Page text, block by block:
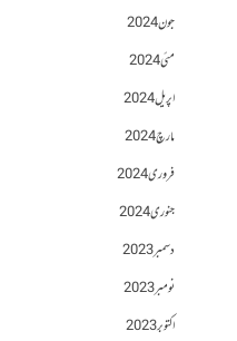
جون 2024
مئی 2024
اپریل 2024
مارچ 2024
فروری 2024
جنوری 2024
دسمبر 2023
نومبر 2023
اکتوبر 2023